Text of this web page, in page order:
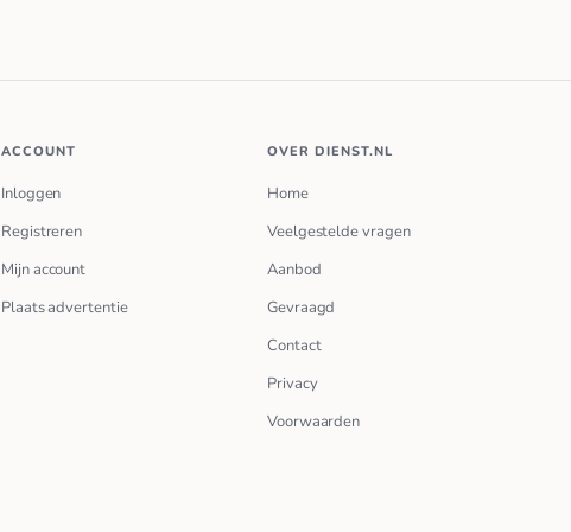
ACCOUNT
Inloggen
Registreren
Mijn account
Plaats advertentie
OVER DIENST.NL
Home
Veelgestelde vragen
Aanbod
Gevraagd
Contact
Privacy
Voorwaarden